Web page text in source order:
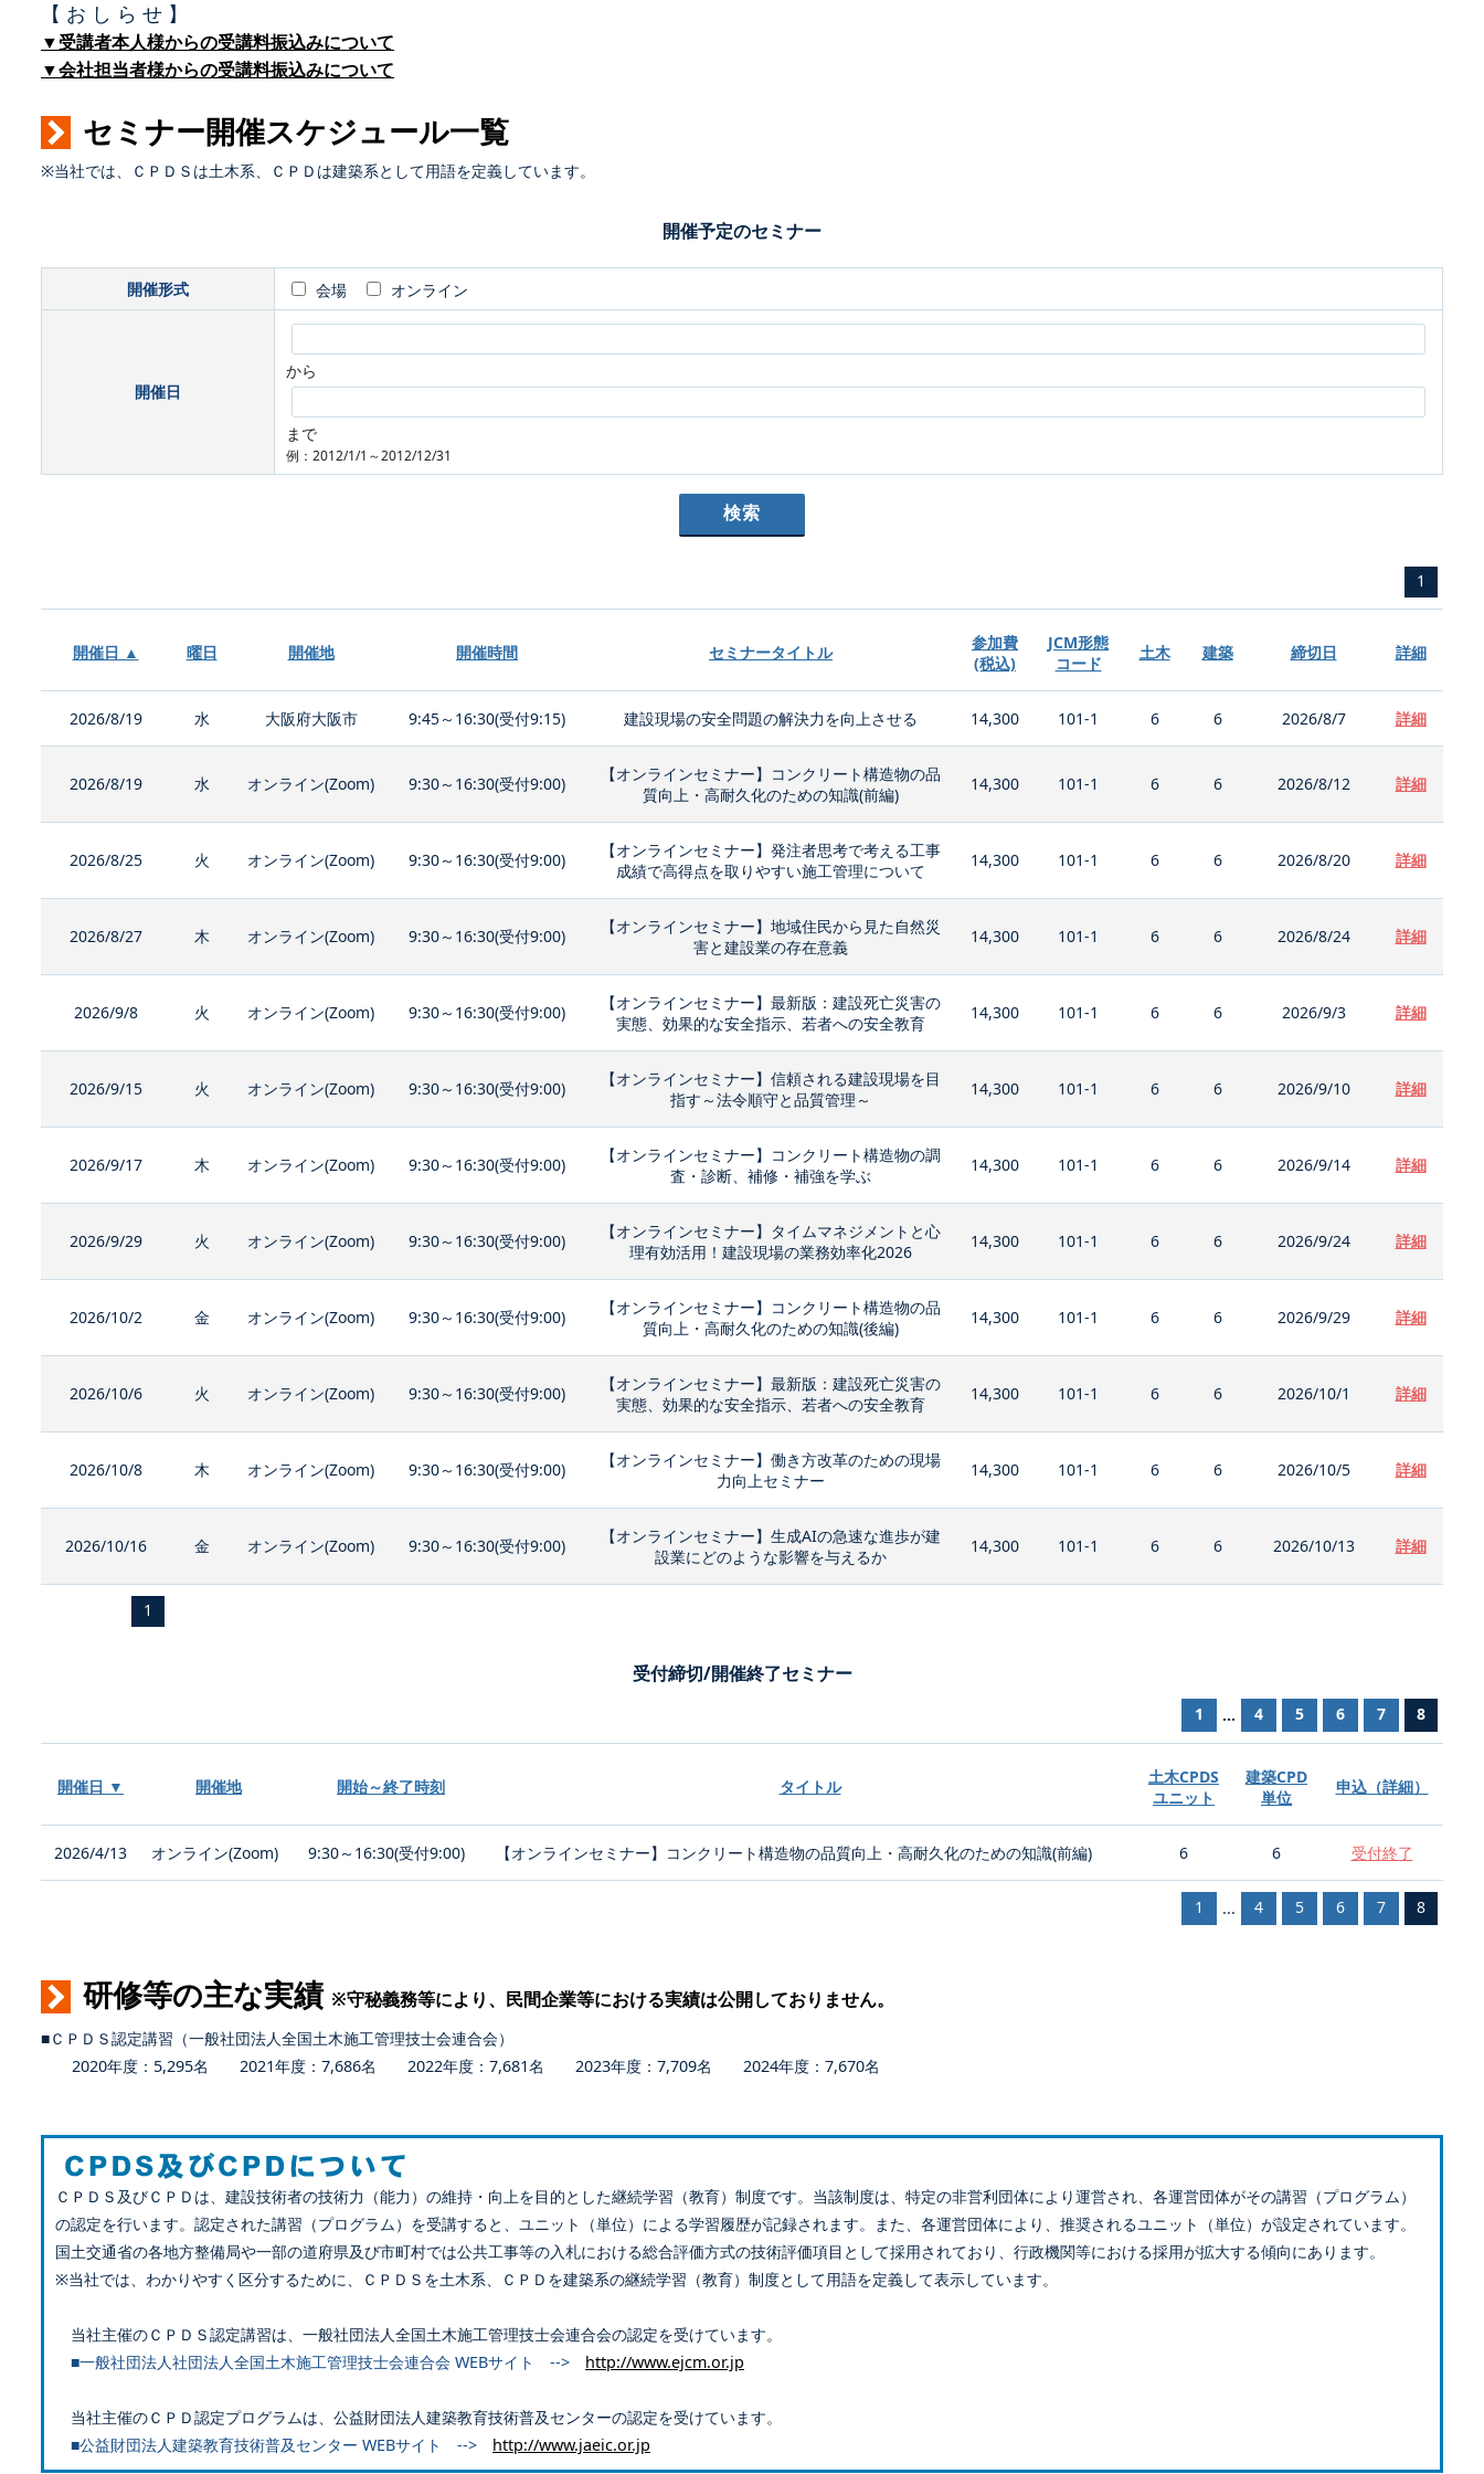
【 お し ら せ 】
▼受講者本人様からの受講料振込みについて
▼会社担当者様からの受講料振込みについて
セミナー開催スケジュール一覧
※当社では、ＣＰＤＳは土木系、ＣＰＤは建築系として用語を定義しています。
開催予定のセミナー
開催形式 会場 オンライン
開催日
から
まで
例：2012/1/1～2012/12/31
1
開催日 ▲ 曜日 開催地 開催時間 セミナータイトル
参加費
(税込)
JCM形態
コード
土木 建築 締切日 詳細
2026/8/19 水 大阪府大阪市 9:45～16:30(受付9:15) 建設現場の安全問題の解決力を向上させる 14,300 101-1 6 6 2026/8/7 詳細
2026/8/19 水 オンライン(Zoom) 9:30～16:30(受付9:00)
【オンラインセミナー】コンクリート構造物の品
質向上・高耐久化のための知識(前編)
14,300 101-1 6 6 2026/8/12 詳細
2026/8/25 火 オンライン(Zoom) 9:30～16:30(受付9:00)
【オンラインセミナー】発注者思考で考える工事
成績で高得点を取りやすい施工管理について
14,300 101-1 6 6 2026/8/20 詳細
2026/8/27 木 オンライン(Zoom) 9:30～16:30(受付9:00)
【オンラインセミナー】地域住民から見た自然災
害と建設業の存在意義
14,300 101-1 6 6 2026/8/24 詳細
2026/9/8 火 オンライン(Zoom) 9:30～16:30(受付9:00)
【オンラインセミナー】最新版：建設死亡災害の
実態、効果的な安全指示、若者への安全教育
14,300 101-1 6 6 2026/9/3 詳細
2026/9/15 火 オンライン(Zoom) 9:30～16:30(受付9:00)
【オンラインセミナー】信頼される建設現場を目
指す～法令順守と品質管理～
14,300 101-1 6 6 2026/9/10 詳細
2026/9/17 木 オンライン(Zoom) 9:30～16:30(受付9:00)
【オンラインセミナー】コンクリート構造物の調
査・診断、補修・補強を学ぶ
14,300 101-1 6 6 2026/9/14 詳細
2026/9/29 火 オンライン(Zoom) 9:30～16:30(受付9:00)
【オンラインセミナー】タイムマネジメントと心
理有効活用！建設現場の業務効率化2026
14,300 101-1 6 6 2026/9/24 詳細
2026/10/2 金 オンライン(Zoom) 9:30～16:30(受付9:00)
【オンラインセミナー】コンクリート構造物の品
質向上・高耐久化のための知識(後編)
14,300 101-1 6 6 2026/9/29 詳細
2026/10/6 火 オンライン(Zoom) 9:30～16:30(受付9:00)
【オンラインセミナー】最新版：建設死亡災害の
実態、効果的な安全指示、若者への安全教育
14,300 101-1 6 6 2026/10/1 詳細
2026/10/8 木 オンライン(Zoom) 9:30～16:30(受付9:00)
【オンラインセミナー】働き方改革のための現場
力向上セミナー
14,300 101-1 6 6 2026/10/5 詳細
2026/10/16 金 オンライン(Zoom) 9:30～16:30(受付9:00)
【オンラインセミナー】生成AIの急速な進歩が建
設業にどのような影響を与えるか
14,300 101-1 6 6 2026/10/13 詳細
1
受付締切/開催終了セミナー
1 ... 4 5 6 7 8
開催日 ▼ 開催地 開始～終了時刻 タイトル
土木CPDS
ユニット
建築CPD
単位
申込（詳細）
2026/4/13 オンライン(Zoom) 9:30～16:30(受付9:00) 【オンラインセミナー】コンクリート構造物の品質向上・高耐久化のための知識(前編) 6 6 受付終了
1 ... 4 5 6 7 8
研修等の主な実績 ※守秘義務等により、民間企業等における実績は公開しておりません。
■ＣＰＤＳ認定講習（一般社団法人全国土木施工管理技士会連合会）
2020年度：5,295名 2021年度：7,686名 2022年度：7,681名 2023年度：7,709名 2024年度：7,670名
ＣＰＤＳ及びＣＰＤは、建設技術者の技術力（能力）の維持・向上を目的とした継続学習（教育）制度です。当該制度は、特定の非営利団体により運営され、各運営団体がその講習（プログラム）
の認定を行います。認定された講習（プログラム）を受講すると、ユニット（単位）による学習履歴が記録されます。また、各運営団体により、推奨されるユニット（単位）が設定されています。
国土交通省の各地方整備局や一部の道府県及び市町村では公共工事等の入札における総合評価方式の技術評価項目として採用されており、行政機関等における採用が拡大する傾向にあります。
※当社では、わかりやすく区分するために、ＣＰＤＳを土木系、ＣＰＤを建築系の継続学習（教育）制度として用語を定義して表示しています。
当社主催のＣＰＤＳ認定講習は、一般社団法人全国土木施工管理技士会連合会の認定を受けています。
■一般社団法人社団法人全国土木施工管理技士会連合会 WEBサイト --> http://www.ejcm.or.jp
当社主催のＣＰＤ認定プログラムは、公益財団法人建築教育技術普及センターの認定を受けています。
■公益財団法人建築教育技術普及センター WEBサイト --> http://www.jaeic.or.jp